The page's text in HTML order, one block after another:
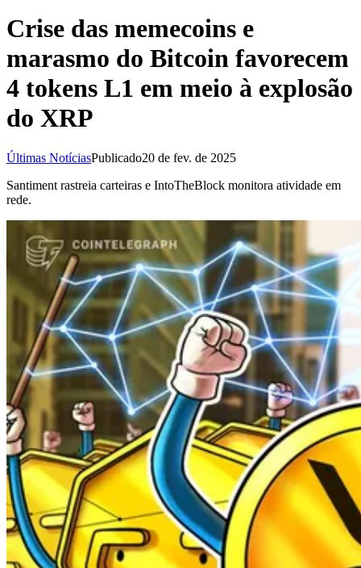
Crise das memecoins e
marasmo do Bitcoin favorecem
4 tokens L1 em meio à explosão
do XRP
Últimas NotíciasPublicado20 de fev. de 2025
Santiment rastreia carteiras e IntoTheBlock monitora atividade em
rede.